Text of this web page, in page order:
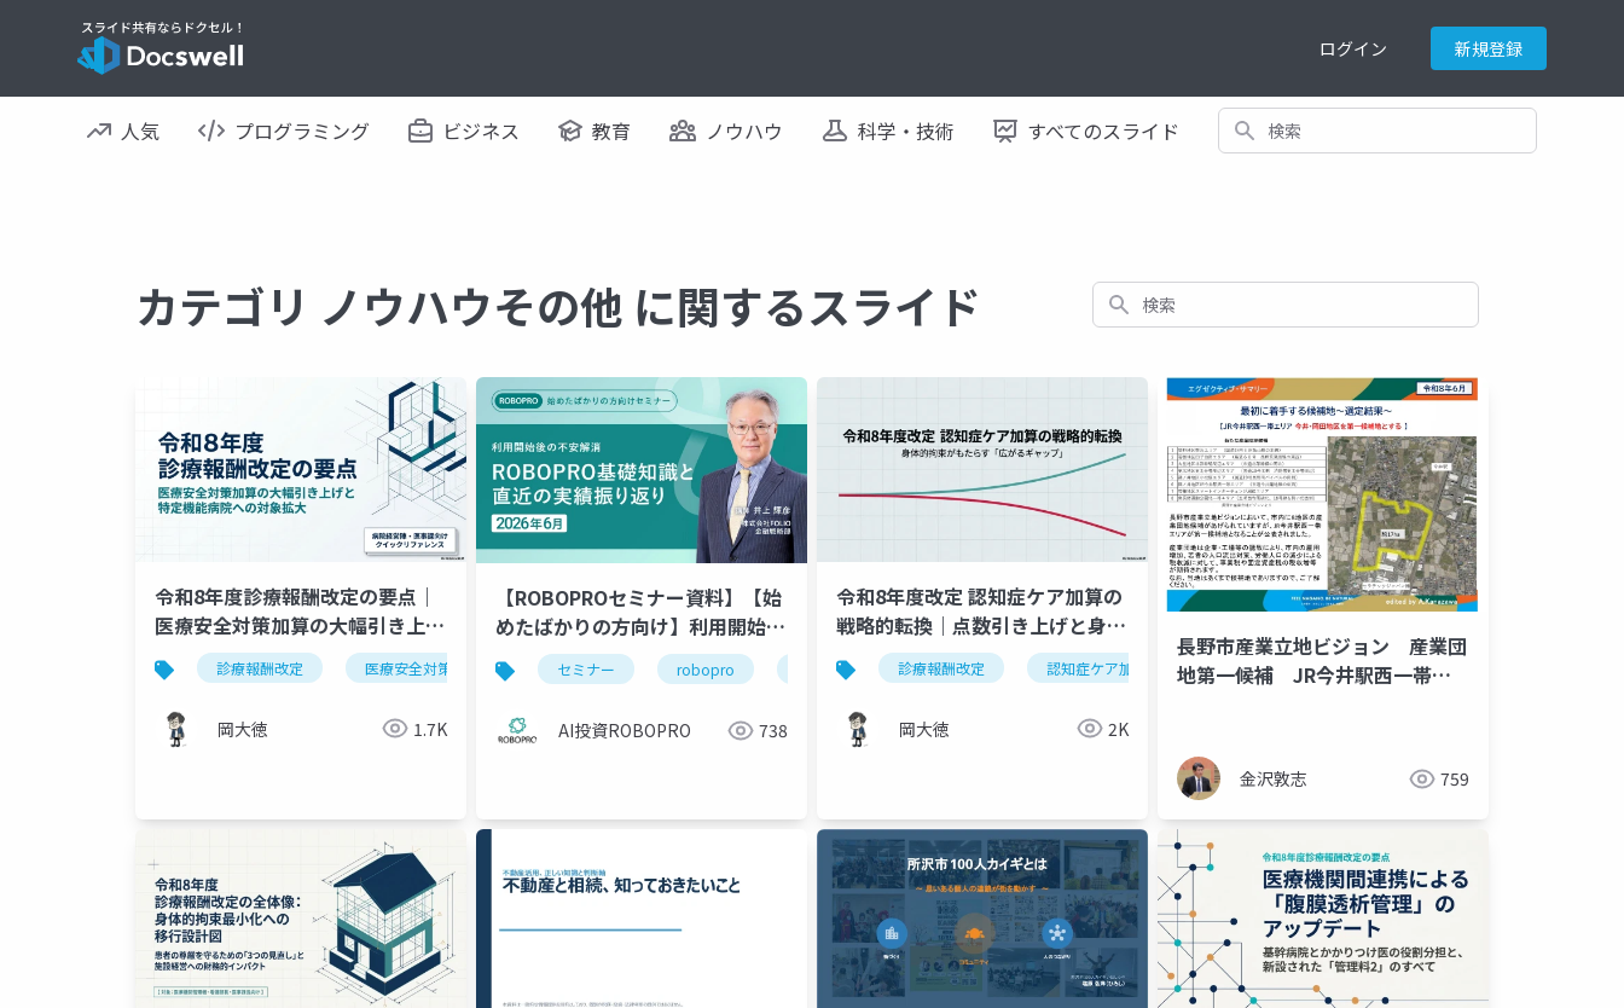
ログイン 新規登録
人気 プログラミング ビジネス 教育 ノウハウ 科学・技術 すべてのスライド 検索
カテゴリ ノウハウその他 に関するスライド 検索
令和8年度診療報酬改定の要点｜
医療安全対策加算の大幅引き上げ
と特定機能病院への対象拡大
診療報酬改定 医療安全対策加算 令和8年度改定 特定機能病院 医療安全対策地域連携加算
岡大徳 1.7K
【ROBOPROセミナー資料】【始
めたばかりの方向け】利用開始後
の不安解消 ROBOPROの基礎知
識と直近の実績振り返り
セミナー robopro roboproセミナー 資産運用 資産運用セミナー 金融 金融セミナー
AI投資ROBOPRO 738
令和8年度改定 認知症ケア加算の
戦略的転換｜点数引き上げと身体
的拘束減算の強化
診療報酬改定 認知症ケア加算 身体的拘束 令和8年度改定
岡大徳 2K
長野市産業立地ビジョン 産業団
地第一候補 JR今井駅西一帯エ
金沢敦志 759